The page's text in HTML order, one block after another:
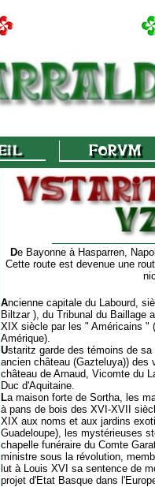
De Bayonne à Hasparren,
Cette route est devenue une
Ancienne capitale du Labourd,
Biltzar ), du Tribunal du Baillage
XIX siècle par les " Américains "
Amérique).
Ustaritz garde des témoins de
ancien château (Gazteluya)) des
château de Arnaud, Vicomte du
Duc d'Aquitaine.
La maison forte de Sortha, les
à pans de bois des XVI-XVII
XIX aux noms et aux jardins
Guadeloupe), les mystérieuses
chapelle funéraire du Comte
ministre sous la révolution,
lut à Louis XVI sa sentence de
projet d'Etat Basque dans